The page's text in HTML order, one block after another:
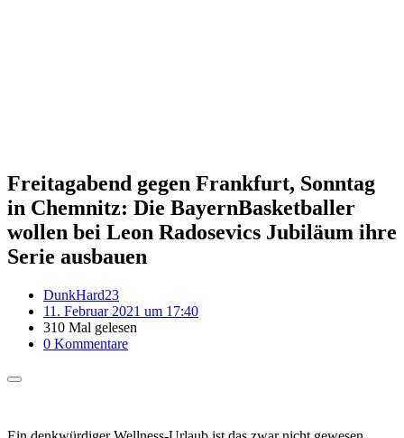
Freitagabend gegen Frankfurt, Sonntag
in Chemnitz: Die BayernBasketballer
wollen bei Leon Radosevics Jubiläum ihre
Serie ausbauen
DunkHard23
11. Februar 2021 um 17:40
310 Mal gelesen
0 Kommentare